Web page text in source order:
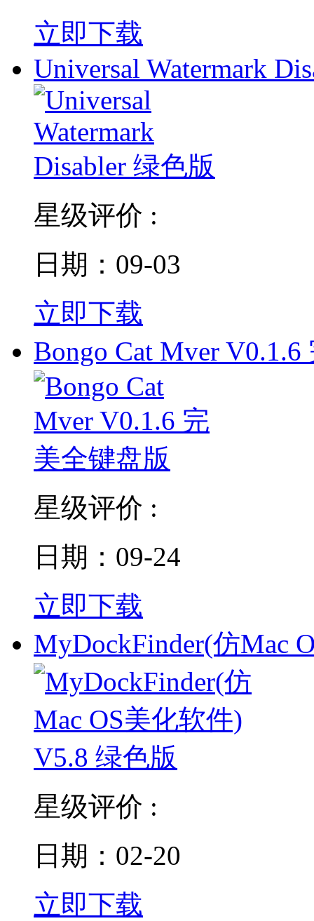
立即下载
Universal Watermark
星级评价 :
日期：09-03
立即下载
Bongo Cat Mver V0.1.6
星级评价 :
日期：09-24
立即下载
MyDockFinder(仿Mac
星级评价 :
日期：02-20
立即下载